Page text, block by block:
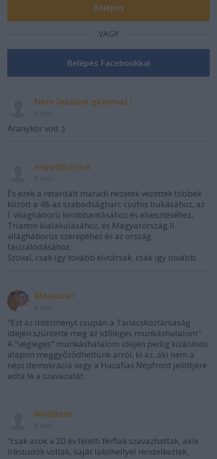
VAGY
Nem leszünk gyarmat !
Aranykor volt :)
anyadmajma
És ezek a retardált maradi nézetek vezettek többek
között a 48-as szabadságharc csúfos bukásához, az
I. világháború kirobbantásához és elvesztéséhez,
Trianon kialakulásához, és Magyarország II.
világháborús szerepéhez és az ország
fasizálódásához.
Szóval, csak így tovább elvtársak, csak így tovább.
Measurer
"Ezt az intézményt csupán a Tanácsköztársaság
idején szüntette meg az időleges munkáshatalom"
A "végleges" munkáshatalom idején pedig kizárásos
alapon meggyőződhettünk arról, ki az, aki nem a
népi demokrácia vagy a Hazafias Népfront jelöltjére
adta le a szavazatát.
WildBear
"csak azok a 20 év feletti férfiak szavazhattak, akik
írástudók voltak, saját lakóhellyel rendelkeztek,